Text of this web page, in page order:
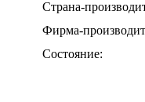
Страна-
Фирма-
Состояние: